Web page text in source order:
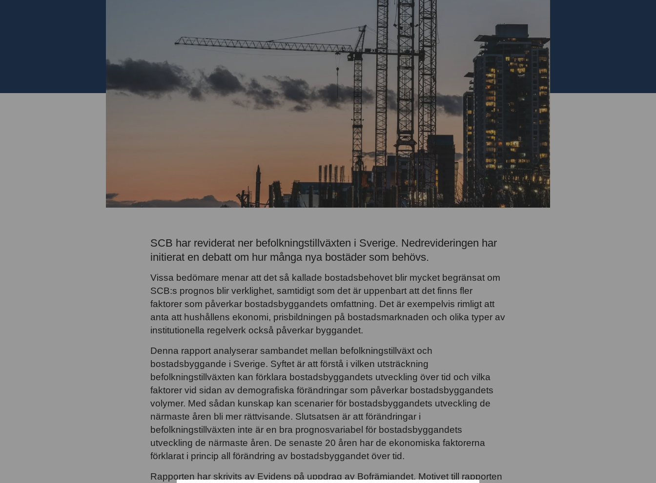
SCB har reviderat ner befolkningstillväxten i Sverige. Nedrevideringen har
initierat en debatt om hur många nya bostäder som behövs.
Vissa bedömare menar att det så kallade bostadsbehovet blir mycket begränsat om
SCB:s prognos blir verklighet, samtidigt som det är uppenbart att det finns fler
faktorer som påverkar bostadsbyggandets omfattning. Det är exempelvis rimligt att
anta att hushållens ekonomi, prisbildningen på bostadsmarknaden och olika typer av
institutionella regelverk också påverkar byggandet.
Denna rapport analyserar sambandet mellan befolkningstillväxt och
bostadsbyggande i Sverige. Syftet är att förstå i vilken utsträckning
befolkningstillväxten kan förklara bostadsbyggandets utveckling över tid och vilka
faktorer vid sidan av demografiska förändringar som påverkar bostadsbyggandets
volymer. Med sådan kunskap kan scenarier för bostadsbyggandets utveckling de
närmaste åren bli mer rättvisande. Slutsatsen är att förändringar i
befolkningstillväxten inte är en bra prognosvariabel för bostadsbyggandets
utveckling de närmaste åren. De senaste 20 åren har de ekonomiska faktorerna
förklarat i princip all förändring av bostadsbyggandet över tid.
Rapporten har skrivits av Evidens på uppdrag av Bofrämjandet. Motivet till rapporten